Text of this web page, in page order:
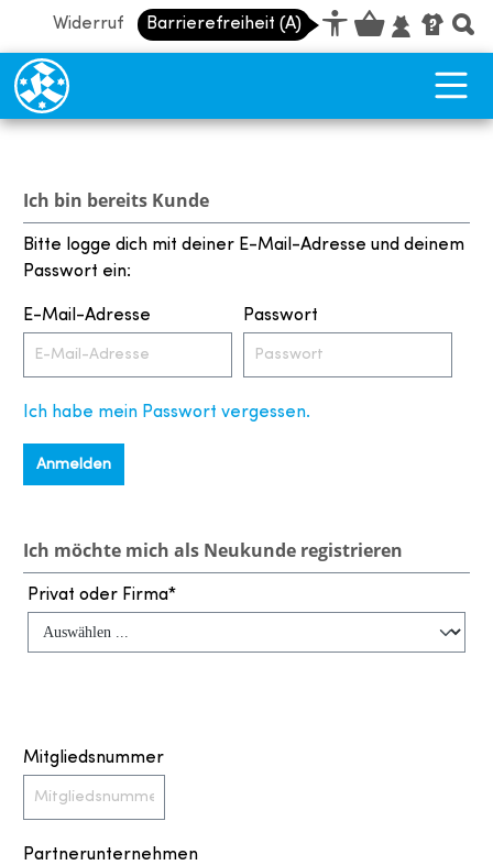
Barrierefreiheit Dashboard öffnen
Hauptnavigation anzeigen
zum Inhalt springen
Tastenkombinationen anzeigen
Vorlesefunktion anzeigen
Widerruf Barrierefreiheit (A)
Ich bin bereits Kunde
Bitte logge dich mit deiner E-Mail-Adresse und deinem
Passwort ein:
E-Mail-Adresse Passwort
Ich habe mein Passwort vergessen.
Anmelden
Ich möchte mich als Neukunde registrieren
Privat oder Firma*
Mitgliedsnummer
Partnerunternehmen